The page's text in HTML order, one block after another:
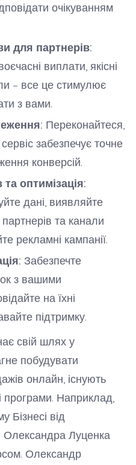
очікуванням
для партнерів:
виплати, якісні
– все це стимулює
з вами.
Переконайтеся,
забезпечує точне
конверсій.
оптимізація:
дані, виявляйте
та канали
рекламні кампанії.
Забезпечте
з вашими
на їхні
підтримку.
свій шлях у
побудувати
онлайн, існують
програми. Наприклад,
Бізнесі від
Олександра Луценка
Олександр